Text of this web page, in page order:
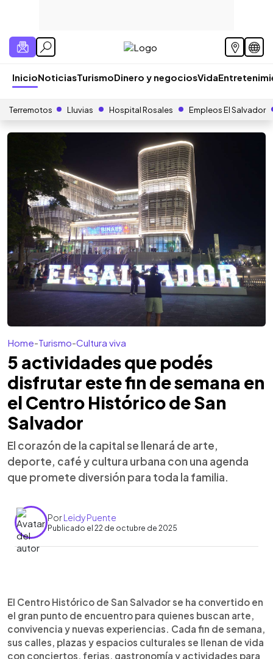
InicioNoticiasTurismoDinero y negociosVida
Terremotos Lluvias Hospital Rosales Empleos El Salvador
Home-Turismo-Cultura viva
5 actividades que podés
disfrutar este fin de semana en
el Centro Histórico de San
Salvador
El corazón de la capital se llenará de arte,
deporte, café y cultura urbana con una agenda
que promete diversión para toda la familia.
PorLeidy Puente
Publicado el 22 de octubre de 2025
► Escuchar artículo
El Centro Histórico de San Salvador se consolida
como el punto de encuentro cultural del país, con
una agenda que mezcla deporte, arte y música.
Este fin de semana destacan la competencia
nacional de AeroPress, la Liga Pink Run, el
El Centro Histórico de San Salvador se ha convertido en
el gran punto de encuentro para quienes buscan arte,
convivencia y nuevas experiencias. Cada fin de semana,
sus calles, plazas y espacios culturales se llenan de vida
con conciertos, ferias, gastronomía y actividades para